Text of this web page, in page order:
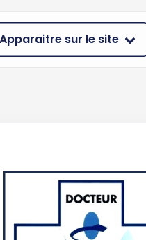
Apparaitre sur le site